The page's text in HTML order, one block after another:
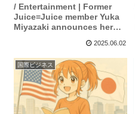
/ Entertainment | Former
Juice=Juice member Yuka
Miyazaki announces her
2025.06.02
国際ビジネス